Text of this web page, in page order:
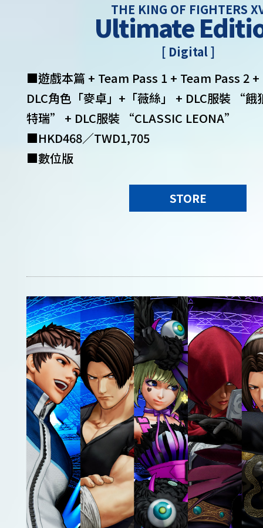
THE KING OF FIGHTERS
Ultimate
[ Digital ]
■遊戲本篇 + Team Pass 1 + Team Pass 2
DLC角色「麥卓」+「薇絲」 + DLC服裝 “餓
特瑞” + DLC服裝 “CLASSIC LEONA”
■HKD468／TWD1,705
■數位版
STORE